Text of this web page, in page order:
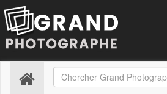
(current)